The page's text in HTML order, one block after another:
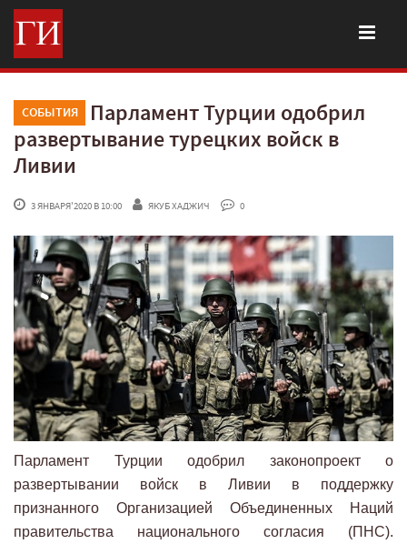
СОБЫТИЯ
Парламент Турции одобрил
развертывание турецких войск в
Ливии
3 ЯНВАРЯ'2020 В 10:00 ЯКУБ ХАДЖИЧ 0
Парламент Турции одобрил законопроект о
развертывании войск в Ливии в поддержку
признанного Организацией Объединенных Наций
правительства национального согласия (ПНС).